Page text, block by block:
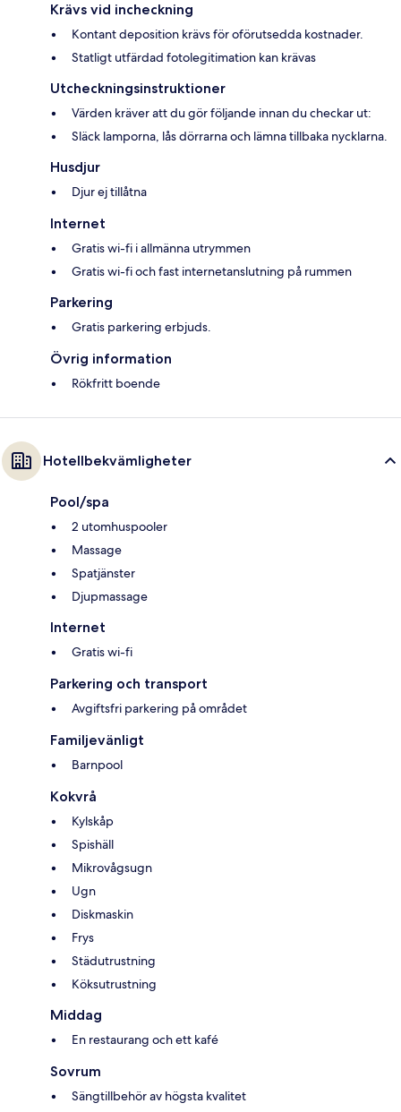
Krävs vid incheckning
Kontant deposition krävs för oförutsedda kostnader.
Statligt utfärdad fotolegitimation kan krävas
Utcheckningsinstruktioner
Värden kräver att du gör följande innan du checkar ut:
Släck lamporna, lås dörrarna och lämna tillbaka nycklarna.
Husdjur
Djur ej tillåtna
Internet
Gratis wi-fi i allmänna utrymmen
Gratis wi-fi och fast internetanslutning på rummen
Parkering
Gratis parkering erbjuds.
Övrig information
Rökfritt boende
Hotellbekvämligheter
Pool/spa
2 utomhuspooler
Massage
Spatjänster
Djupmassage
Internet
Gratis wi-fi
Parkering och transport
Avgiftsfri parkering på området
Familjevänligt
Barnpool
Kokvrå
Kylskåp
Spishäll
Mikrovågsugn
Ugn
Diskmaskin
Frys
Städutrustning
Köksutrustning
Middag
En restaurang och ett kafé
Sovrum
Sängtillbehör av högsta kvalitet